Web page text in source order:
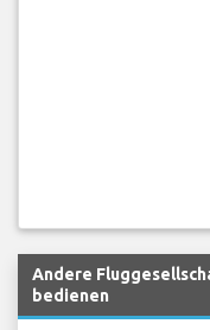
Andere
bedienen